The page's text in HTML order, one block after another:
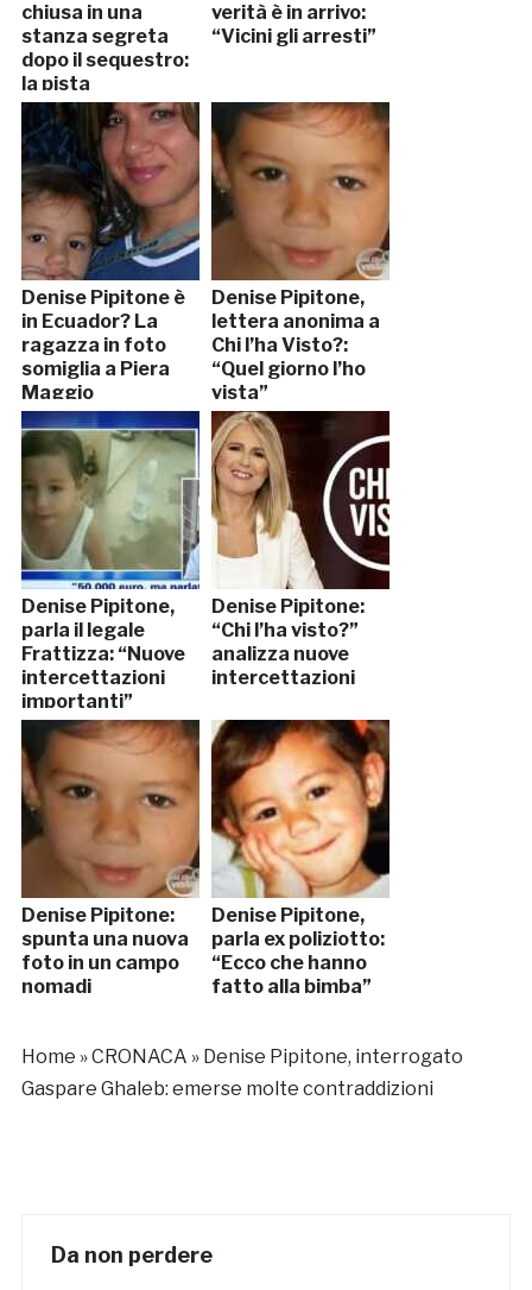
chiusa in una
stanza segreta
dopo il sequestro:
la pista
verità è in arrivo:
“Vicini gli arresti”
Denise Pipitone è
in Ecuador? La
ragazza in foto
somiglia a Piera
Maggio
Denise Pipitone,
lettera anonima a
Chi l’ha Visto?:
“Quel giorno l’ho
vista”
Denise Pipitone,
parla il legale
Frattizza: “Nuove
intercettazioni
importanti”
Denise Pipitone:
“Chi l’ha visto?”
analizza nuove
intercettazioni
Denise Pipitone:
spunta una nuova
foto in un campo
nomadi
Denise Pipitone,
parla ex poliziotto:
“Ecco che hanno
fatto alla bimba”
Home »CRONACA » Denise Pipitone, interrogato
Gaspare Ghaleb: emerse molte contraddizioni
Da non perdere